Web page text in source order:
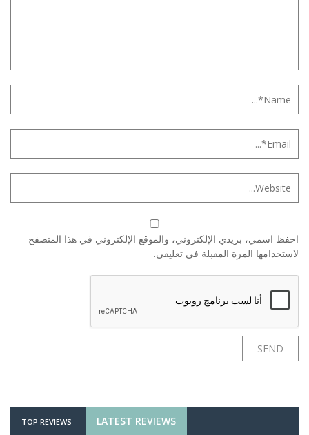
احفظ اسمي، بريدي الإلكتروني، والموقع الإلكتروني في هذا المتصفح
لاستخدامها المرة المقبلة في تعليقي.
LATEST REVIEWS
TOP REVIEWS